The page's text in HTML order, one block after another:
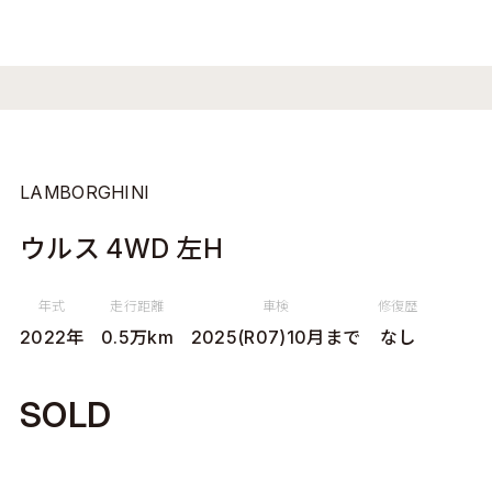
LAMBORGHINI
ウルス 4WD 左H
年式
2022年
走行距離
0.5万km
車検
2025(R07)10月まで
修復歴
なし
SOLD